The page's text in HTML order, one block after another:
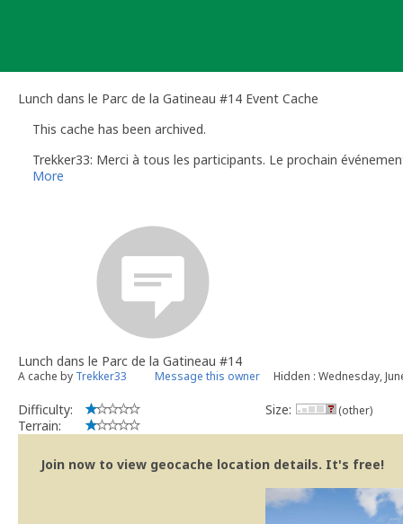
Lunch dans le Parc de la Gatineau #14 Event Cache
This cache has been archived.
Trekker33: Merci à tous les participants. Le prochain
More
Lunch dans le Parc de la Gatineau #14
A cache by Trekker33 Message this owner Hidden : Wednesday,
Difficulty:
Terrain:
Size: (other)
Join now to view geocache location details. It's free!